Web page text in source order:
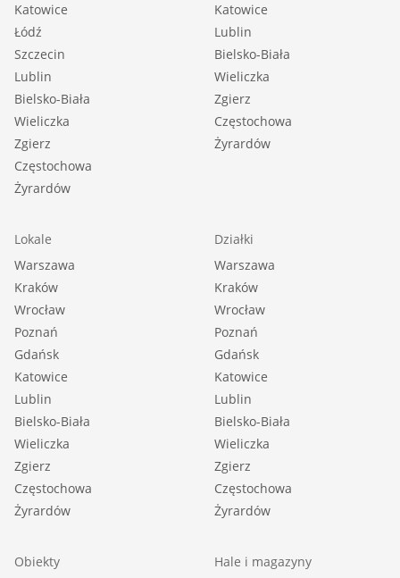
Katowice
Łódź
Szczecin
Lublin
Bielsko-Biała
Wieliczka
Zgierz
Częstochowa
Żyrardów
Katowice
Lublin
Bielsko-Biała
Wieliczka
Zgierz
Częstochowa
Żyrardów
Lokale
Warszawa
Kraków
Wrocław
Poznań
Gdańsk
Katowice
Lublin
Bielsko-Biała
Wieliczka
Zgierz
Częstochowa
Żyrardów
Działki
Warszawa
Kraków
Wrocław
Poznań
Gdańsk
Katowice
Lublin
Bielsko-Biała
Wieliczka
Zgierz
Częstochowa
Żyrardów
Obiekty
Hale i magazyny